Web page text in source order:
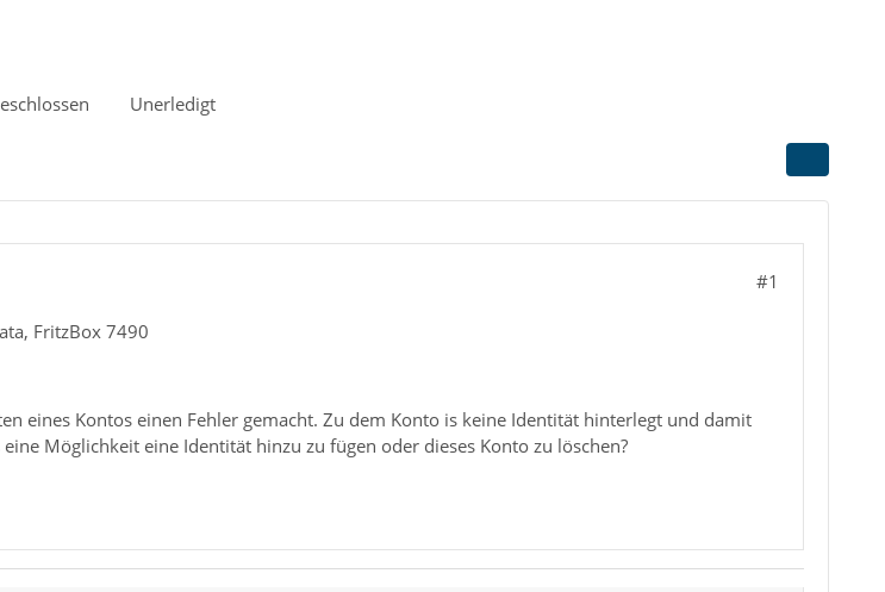
Unerledigt
#1
FritzBox 7490
eines Kontos einen Fehler gemacht. Zu dem Konto is keine Identität hinterlegt und damit
Möglichkeit eine Identität hinzu zu fügen oder dieses Konto zu löschen?